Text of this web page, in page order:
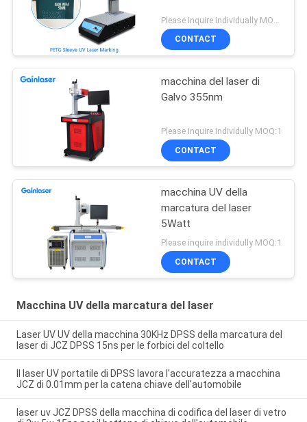
CONTACT
macchina del laser di
Galvo 355nm
Please inquire individully MOQ:1
CONTACT
macchina UV della
marcatura del laser
5Watt
Please inquire individully MOQ:1
CONTACT
Macchina UV della marcatura del laser
Laser UV UV della macchina 30KHz DPSS della marcatura del
laser di JCZ DPSS 15ns per le forbici del coltello
Il laser UV portatile di DPSS lavora l'accuratezza a macchina
JCZ di 0.01mm per la catena chiave dell'automobile
laser uv JCZ DPSS della macchina di codifica del laser di vetro